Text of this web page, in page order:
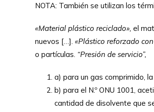
NOTA: También se utilizan los
«Material plástico reciclado», el
nuevos […]. «Plástico reforzado con
o partículas. “Presión de servicio”,
a) para un gas comprimido,
b) para el N.º ONU 1001,
cantidad de disolvente que